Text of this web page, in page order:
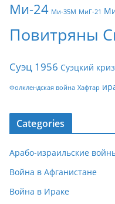
Ми-24 Ми-35М МиГ-21
Повитряны
Суэц 1956 Суэцкий
Фолклендская война Хафтар
Categories
Арабо-израильские
Война в Афганистане
Война в Ираке